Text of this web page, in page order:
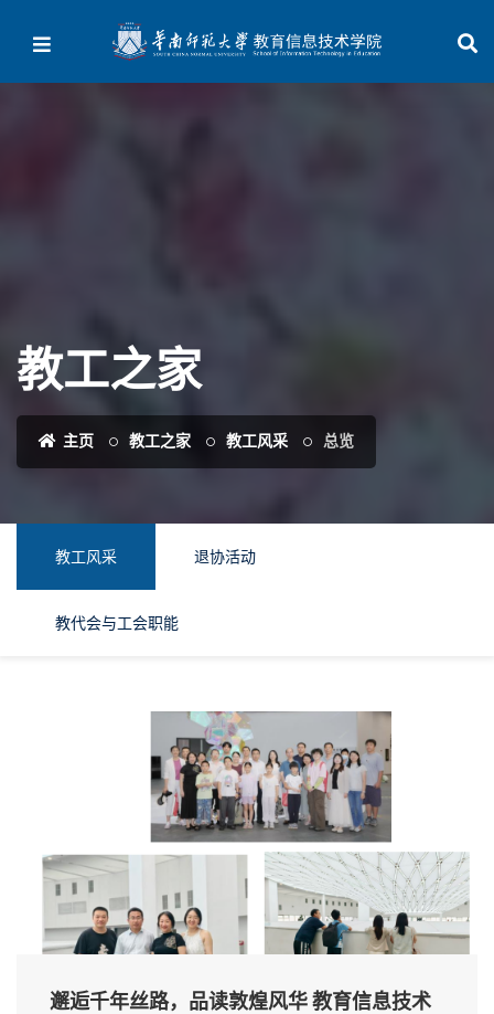
教工之家
主页 教工之家 教工风采 总览
教工风采 退协活动
教代会与工会职能
邂逅千年丝路，品读敦煌风华 教育信息技术